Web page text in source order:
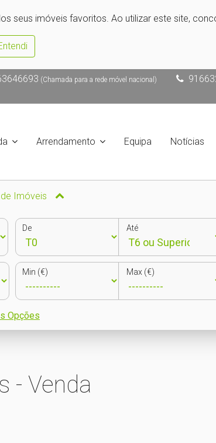
seus imóveis favoritos. Ao utilizar este site,
(Chamada para a rede móvel nacional)
Arrendamento Equipa Notícias
Imóveis
De Até
Min (€) Max (€)
Opções
- Venda